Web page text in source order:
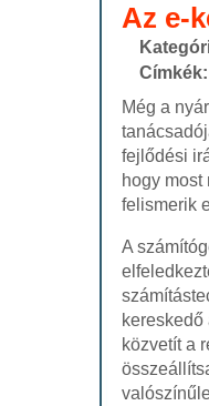
Az e-
Címkék:
Még a
fejlődési
hogy most
felismerik
A
kereskedő
közvetít a